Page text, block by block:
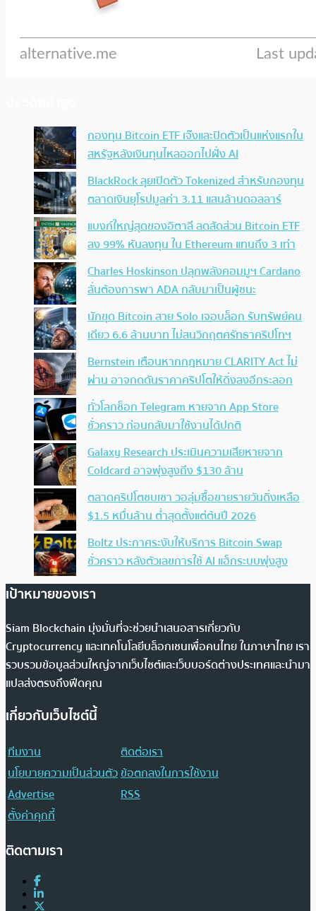
กองทุน Bitcoin ETF เจ๊งและปิดตัวเป็นแห่งแรกใน
สหรัฐหลังเงินทุนไหลออกไปฝั่ง AI
BlackRock ลุยเปิดตัว Tokenized สำหรับกองทุน
ตลาดเงินยุโรปมูลค่า 3.11 แสนล้านดอลลาร์
แบงก์ใหญ่สุดของอิตาลี ลดสัดส่วน Bitcoin ETF
ลง 99% หันลงทุน ใน Ethereum แทนถึง 3 เท่า
Charles Hoskinson ปลุกพลังคอมมูฯ Cardano
ลั่นต้องการพา ADA กลับมาเป็นผู้ชนะ
นักขุด Bitcoin สาย Solo เจอบล็อก รับทรัพย์คน
เดียว 6.6 ล้านบาท ไม่สนวิกฤตศรัทธาคริปโทฯ
Bernstein เตือนหากกฎหมาย CLARITY Act ไม่
ผ่าน อาจกดดันราคาคริปโตให้ดิ่งลงอีกระลอก
ทั่วโลกช็อก Telegram หายจาก App Store
ชั่วคราว ก่อนกลับมาใช้งานได้ปกติ
Galaxy Research ประเมินความเสียหายจาก
Coldcard อาจพุ่งสูงถึง $130 ล้าน
ตลาดคริปโตซบเซา วอลุ่มซื้อขายรายวันดิ่งเหลือ
$1.5 หมื่นล้าน ต่ำสุดตั้งแต่ต้นปี 2026
Boltz ประกาศระงับให้บริการ Bitcoin Swap
ชั่วคราว หลังตัวเลขการใช้ AI แฮ็กระบบพุ่งสูง
เป้าหมายของเรา
Siam Blockchain มุ่งมั่นที่จะช่วยนำเสนอสารเกี่ยวกับ
Cryptocurrency และเทคโนโลยีบล็อกเชนเพื่อคนไทย ในภาษาไทย เรา
รวบรวมข้อมูลส่วนใหญ่จากเว็บไซต์และเว็บบอร์ดต่างประเทศและนำมา
แปลส่งตรงถึงฟีดคุณ
เกี่ยวกับเว็บไซต์นี้
ทีมงาน
ติดต่อเรา
นโยบายความเป็นส่วนตัวข้อตกลงในการใช้งาน
Advertise
RSS
ตั้งค่าคุกกี้
ติดตามเรา